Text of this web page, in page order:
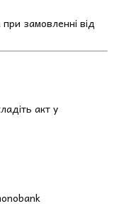
при замовленні від
акт у